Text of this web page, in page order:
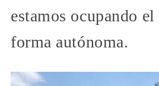
estamos ocupando
forma autónoma.